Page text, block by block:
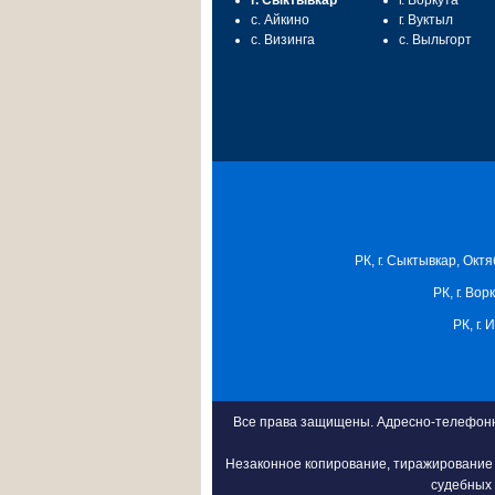
с. Айкино
с. Визинга
г. Вуктыл
с. Выльгорт
РК, г. Сыктывкар,
РК, г.
РК, г.
Все права защищены. Адресно-
Незаконное копирование,
судебных